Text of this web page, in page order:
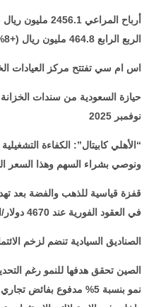
الربع الرابع 464.8 مليون ريال (+8%)
اس ام سي تفتتح مركز العيادات
حيازة السعودية من سندات
نوفمبر 2025
“الأهلي كابيتال”: الكفاءة
ونوصي بشراء السهم وهذا السعر
قفزة قياسية للذهب والفضة بعد
في العقود الفورية عند 4670 دولار/الأونصة)
الصناديق السيادية تنضم لزخم
الصين تحقق هدفها للنمو رغم
نمو بنسبة 5% مدفوع